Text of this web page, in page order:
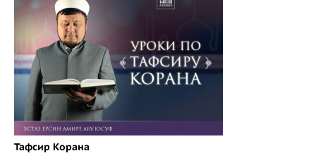
Тафсир Корана